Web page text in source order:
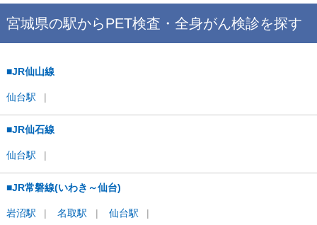
宮城県の駅からPET検査・全身がん検診を探す
■JR仙山線
仙台駅
■JR仙石線
仙台駅
■JR常磐線(いわき～仙台)
岩沼駅 名取駅 仙台駅